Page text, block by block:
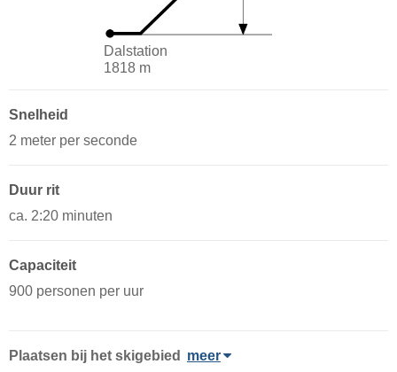
Dalstation
1818 m
Snelheid
2 meter per seconde
Duur rit
ca. 2:20 minuten
Capaciteit
900 personen per uur
Plaatsen bij het skigebied meer